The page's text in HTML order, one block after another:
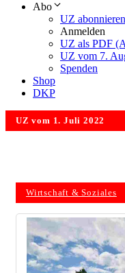
Abo
UZ abonnieren
Anmelden
UZ als PDF
UZ vom 7.
Spenden
Shop
DKP
UZ vom 1. Juli 2022
Wirtschaft & Soziales